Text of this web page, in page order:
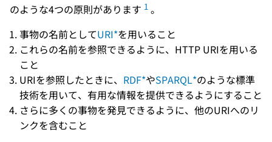
のような4つの原則があります 1 。
事物の名前としてURI*を用いること
これらの名前を参照できるように、HTTP URIを用いる
こと
URIを参照したときに、 RDF*やSPARQL*のような標準
技術を用いて、有用な情報を提供できるようにすること
さらに多くの事物を発見できるように、他のURIへのリ
ンクを含むこと